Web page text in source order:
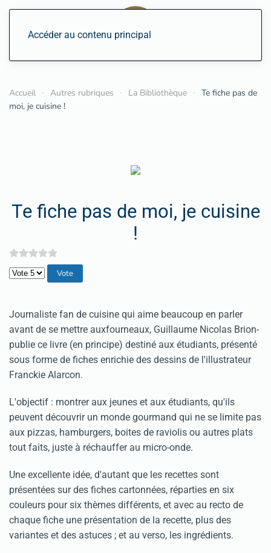
Accéder au contenu principal
Accueil Autres rubriques La Bibliothèque
Te fiche pas de
moi, je cuisine !
Te fiche pas de moi, je cuisine
!
Veuillez voter
Journaliste fan de cuisine qui aime beaucoup en parler
avant de se mettre auxfourneaux, Guillaume Nicolas Brion-
publie ce livre (en principe) destiné aux étudiants, présenté
sous forme de fiches enrichie des dessins de l'illustrateur
Franckie Alarcon.
L'objectif : montrer aux jeunes et aux étudiants, qu'ils
peuvent découvrir un monde gourmand qui ne se limite pas
aux pizzas, hamburgers, boites de raviolis ou autres plats
tout faits, juste à réchauffer au micro-onde.
Une excellente idée, d'autant que les recettes sont
présentées sur des fiches cartonnées, réparties en six
couleurs pour six thèmes différents, et avec au recto de
chaque fiche une présentation de la recette, plus des
variantes et des astuces ; et au verso, les ingrédients.